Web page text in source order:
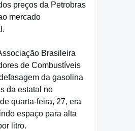
preços da Petrobras
mercado
Brasileira
de Combustíveis
da gasolina
da estatal no
quarta-feira, 27, era
espaço para alta
litro.